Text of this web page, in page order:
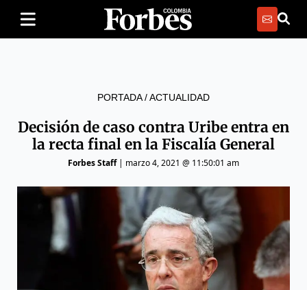
PORTADA/ACTUALIDAD
Decisión de caso contra Uribe entra en
la recta final en la Fiscalía General
Forbes Staff| marzo 4, 2021 @ 11:50:01 am